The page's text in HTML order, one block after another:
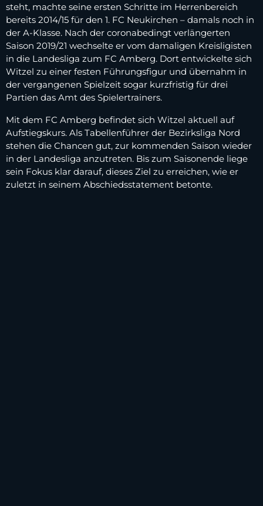
steht, machte seine ersten Schritte im Herrenbereich
bereits 2014/15 für den 1. FC Neukirchen – damals noch in
der A‑Klasse. Nach der coronabedingt verlängerten
Saison 2019/21 wechselte er vom damaligen Kreisligisten
in die Landesliga zum FC Amberg. Dort entwickelte sich
Witzel zu einer festen Führungsfigur und übernahm in
der vergangenen Spielzeit sogar kurzfristig für drei
Partien das Amt des Spielertrainers.
Mit dem FC Amberg befindet sich Witzel aktuell auf
Aufstiegskurs. Als Tabellenführer der Bezirksliga Nord
stehen die Chancen gut, zur kommenden Saison wieder
in der Landesliga anzutreten. Bis zum Saisonende liege
sein Fokus klar darauf, dieses Ziel zu erreichen, wie er
zuletzt in seinem Abschiedsstatement betonte.